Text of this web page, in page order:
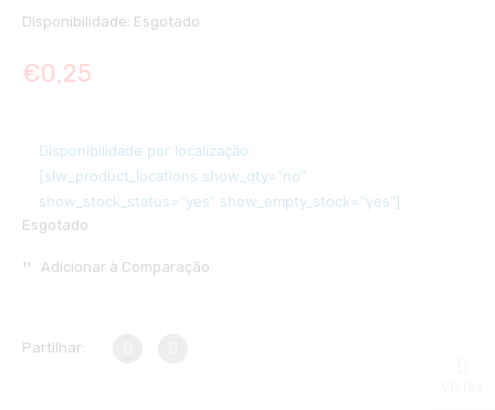
Disponibilidade: Esgotado
€0,25
Disponibilidade por localização:
[slw_product_locations show_qty=”no”
show_stock_status=”yes” show_empty_stock=”yes”]
Esgotado
Adicionar à Comparação
Partilhar: